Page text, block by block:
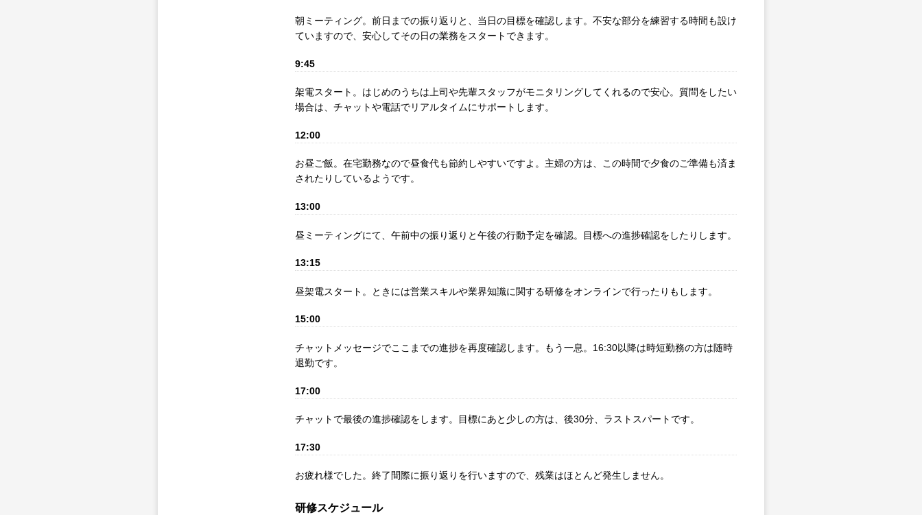
朝ミーティング。前日までの振り返りと、当日の目標を確認します。不安な部分を練習する時間も設け
ていますので、安心してその日の業務をスタートできます。
9:45
架電スタート。はじめのうちは上司や先輩スタッフがモニタリングしてくれるので安心。質問をしたい
場合は、チャットや電話でリアルタイムにサポートします。
12:00
お昼ご飯。在宅勤務なので昼食代も節約しやすいですよ。主婦の方は、この時間で夕食のご準備も済ま
されたりしているようです。
13:00
昼ミーティングにて、午前中の振り返りと午後の行動予定を確認。目標への進捗確認をしたりします。
13:15
昼架電スタート。ときには営業スキルや業界知識に関する研修をオンラインで行ったりもします。
15:00
チャットメッセージでここまでの進捗を再度確認します。もう一息。16:30以降は時短勤務の方は随時
退勤です。
17:00
チャットで最後の進捗確認をします。目標にあと少しの方は、後30分、ラストスパートです。
17:30
お疲れ様でした。終了間際に振り返りを行いますので、残業はほとんど発生しません。
研修スケジュール